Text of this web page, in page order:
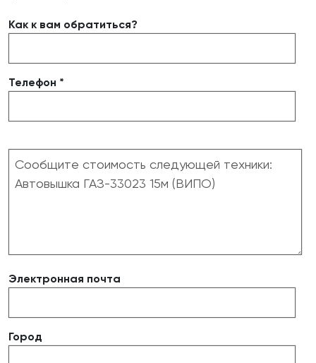
Как к вам обратиться?
Телефон *
Электронная почта
Город